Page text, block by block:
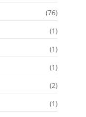
(76)
(1)
(1)
(1)
(2)
(1)